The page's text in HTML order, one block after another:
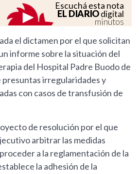
Escuchá esta nota
EL DIARIOdigital
minutos
el dictamen por el que solicitan
informe sobre la situación del
del Hospital Padre Buodo de
presuntas irregularidades y
con casos de transfusión de
de resolución por el que
arbitrar las medidas
a la reglamentación de la
la adhesión de la